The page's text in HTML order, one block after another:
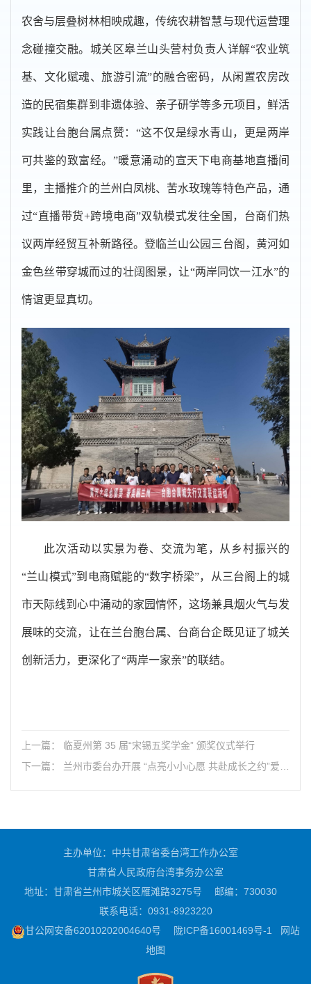
农舍与层叠树林相映成趣，传统农耕智慧与现代运营理
念碰撞交融。城关区皋兰山头营村负责人详解“农业筑
基、文化赋魂、旅游引流”的融合密码，从闲置农房改
造的民宿集群到非遗体验、亲子研学等多元项目，鲜活
实践让台胞台属点赞：“这不仅是绿水青山，更是两岸
可共鉴的致富经。”暖意涌动的宣天下电商基地直播间
里，主播推介的兰州白凤桃、苦水玫瑰等特色产品，通
过“直播带货+跨境电商”双轨模式发往全国，台商们热
议两岸经贸互补新路径。登临兰山公园三台阁，黄河如
金色丝带穿城而过的壮阔图景，让“两岸同饮一江水”的
情谊更显真切。
此次活动以实景为卷、交流为笔，从乡村振兴的
“兰山模式”到电商赋能的“数字桥梁”，从三台阁上的城
市天际线到心中涌动的家园情怀，这场兼具烟火气与发
展味的交流，让在兰台胞台属、台商台企既见证了城关
创新活力，更深化了“两岸一家亲”的联结。
上一篇： 临夏州第 35 届“宋锡五奖学金” 颁奖仪式举行
下一篇： 兰州市委台办开展 “点亮小小心愿 共赴成长之约”爱心
主办单位：中共甘肃省委台湾工作办公室
甘肃省人民政府台湾事务办公室
地址：甘肃省兰州市城关区雁滩路3275号
邮编：730030
联系电话：0931-8923220
甘公网安备62010202004640号
陇ICP备16001469号-1
网站
地图